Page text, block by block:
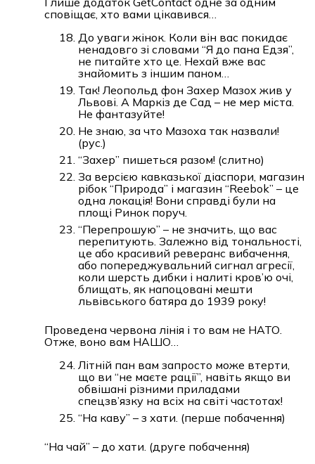
сповіщає, хто вами цікавився…
До уваги жінок. Коли він вас покидає
ненадовго зі словами “Я до пана Едзя”,
не питайте хто це. Нехай вже вас
знайомить з іншим паном…
Так! Леопольд фон Захер Мазох жив у
Львові. А Маркіз де Сад – не мер міста.
Не фантазуйте!
Не знаю, за что Мазоха так назвали!
(рус.)
“Захер” пишеться разом! (слитно)
За версією кавказької діаспори, магазин
рібок “Природа” і магазин “Reebok” – це
одна локація! Вони справді були на
площі Ринок поруч.
“Перепрошую” – не значить, що вас
перепитують. Залежно від тональності,
це або красивий реверанс вибачення,
або попереджувальний сигнал агресії,
коли шерсть дибки і налиті кров’ю очі,
блищать, як напоцовані мешти
львівського батяра до 1939 року!
Проведена червона лінія і то вам не НАТО.
Отже, воно вам НАШО…
Літній пан вам запросто може втерти,
що ви “не маєте рації”, навіть якщо ви
обвішані різними приладами
спецзв’язку на всіх на світі частотах!
“На каву” – з хати. (перше побачення)
“На чай” – до хати. (друге побачення)